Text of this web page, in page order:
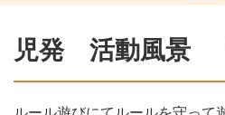
児発 活動風景